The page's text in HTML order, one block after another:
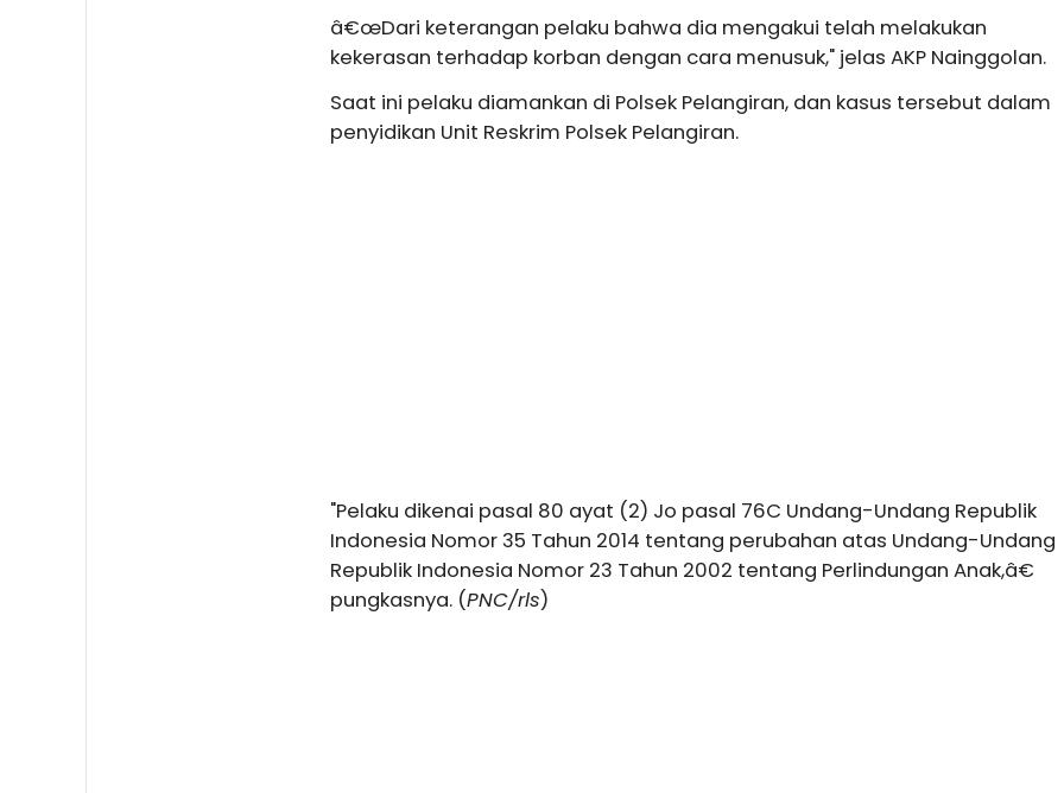
â€œDari keterangan pelaku bahwa dia mengakui telah melakukan
kekerasan terhadap korban dengan cara menusuk," jelas AKP Nainggolan.
Saat ini pelaku diamankan di Polsek Pelangiran, dan kasus tersebut dalam
penyidikan Unit Reskrim Polsek Pelangiran.
"Pelaku dikenai pasal 80 ayat (2) Jo pasal 76C Undang-Undang Republik
Indonesia Nomor 35 Tahun 2014 tentang perubahan atas Undang-Undang
Republik Indonesia Nomor 23 Tahun 2002 tentang Perlindungan Anak,â€
pungkasnya. (PNC/rls)